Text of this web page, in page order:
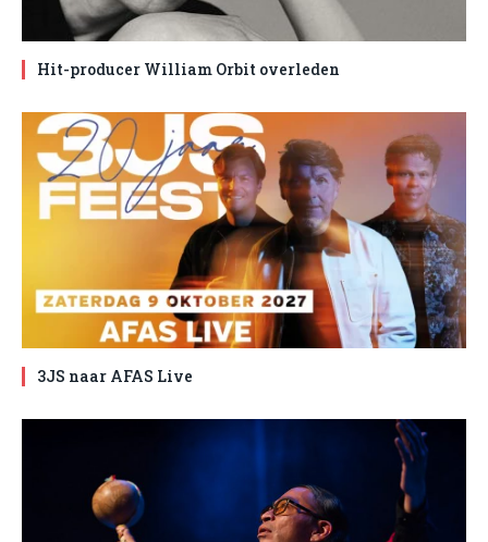
Hit-producer William Orbit overleden
3JS naar AFAS Live